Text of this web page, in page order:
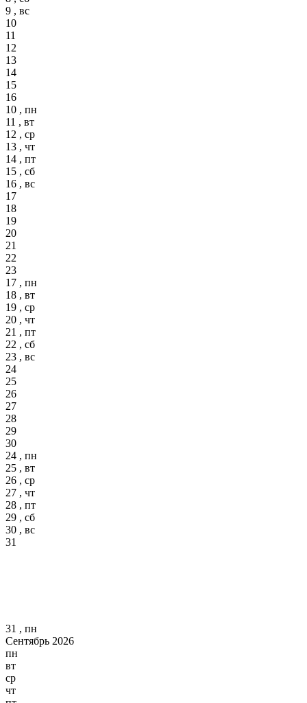
9 , вс
10
11
12
13
14
15
16
10 , пн
11 , вт
12 , ср
13 , чт
14 , пт
15 , сб
16 , вс
17
18
19
20
21
22
23
17 , пн
18 , вт
19 , ср
20 , чт
21 , пт
22 , сб
23 , вс
24
25
26
27
28
29
30
24 , пн
25 , вт
26 , ср
27 , чт
28 , пт
29 , сб
30 , вс
31
31 , пн
Сентябрь 2026
пн
вт
ср
чт